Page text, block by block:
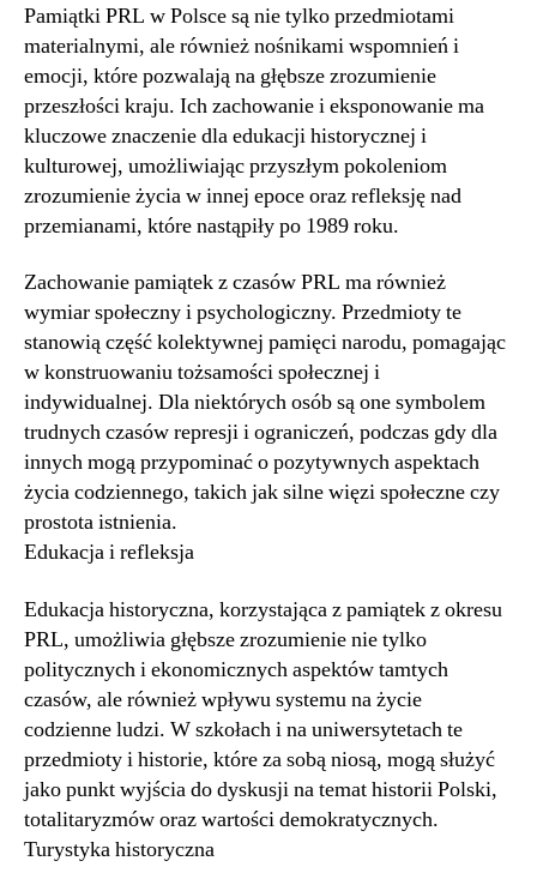
Pamiątki PRL w Polsce są nie tylko przedmiotami
materialnymi, ale również nośnikami wspomnień i
emocji, które pozwalają na głębsze zrozumienie
przeszłości kraju. Ich zachowanie i eksponowanie ma
kluczowe znaczenie dla edukacji historycznej i
kulturowej, umożliwiając przyszłym pokoleniom
zrozumienie życia w innej epoce oraz refleksję nad
przemianami, które nastąpiły po 1989 roku.
Zachowanie pamiątek z czasów PRL ma również
wymiar społeczny i psychologiczny. Przedmioty te
stanowią część kolektywnej pamięci narodu, pomagając
w konstruowaniu tożsamości społecznej i
indywidualnej. Dla niektórych osób są one symbolem
trudnych czasów represji i ograniczeń, podczas gdy dla
innych mogą przypominać o pozytywnych aspektach
życia codziennego, takich jak silne więzi społeczne czy
prostota istnienia.
Edukacja i refleksja
Edukacja historyczna, korzystająca z pamiątek z okresu
PRL, umożliwia głębsze zrozumienie nie tylko
politycznych i ekonomicznych aspektów tamtych
czasów, ale również wpływu systemu na życie
codzienne ludzi. W szkołach i na uniwersytetach te
przedmioty i historie, które za sobą niosą, mogą służyć
jako punkt wyjścia do dyskusji na temat historii Polski,
totalitaryzmów oraz wartości demokratycznych.
Turystyka historyczna